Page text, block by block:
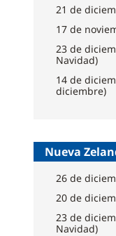
21 de
17 de
23 de
Navidad)
14 de
diciembre)
Nueva
26 de
20 de
23 de
Navidad)